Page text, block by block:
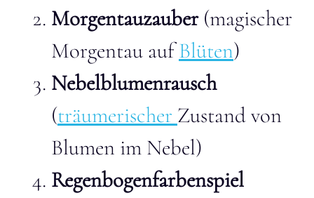
Morgentauzauber(magischer
Morgentau aufBlüten)
Nebelblumenrausch
(träumerischer Zustand von
Blumen im Nebel)
Regenbogenfarbenspiel